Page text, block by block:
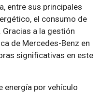
entre sus principales
el consumo de
a la gestión
de Mercedes-Benz en
significativas en este
energía por vehículo